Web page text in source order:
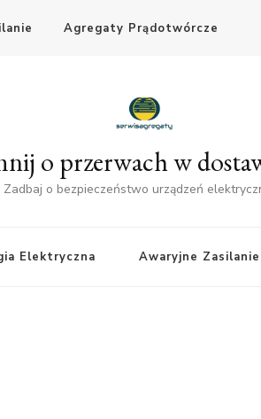
Agregaty Prądotwórcze
o przerwach w
Zadbaj o bezpieczeństwo urządzeń
Elektryczna Awaryjne Zasilanie